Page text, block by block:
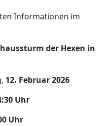
Informationen im
der Hexen in
12. Februar 2026
Uhr
Uhr